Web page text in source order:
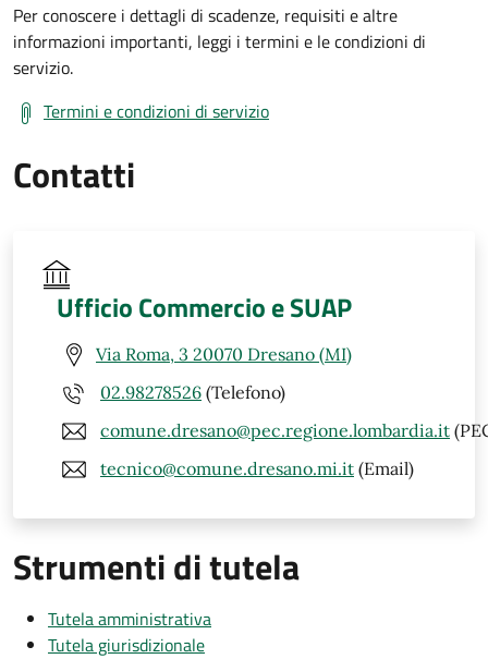
Per conoscere i dettagli di scadenze, requisiti e altre
informazioni importanti, leggi i termini e le condizioni di
servizio.
Termini e condizioni di servizio
Contatti
Ufficio Commercio e SUAP
Via Roma, 3 20070 Dresano (MI)
02.98278526 (Telefono)
comune.dresano@pec.regione.lombardia.it
tecnico@comune.dresano.mi.it (Email)
Strumenti di tutela
Tutela amministrativa
Tutela giurisdizionale